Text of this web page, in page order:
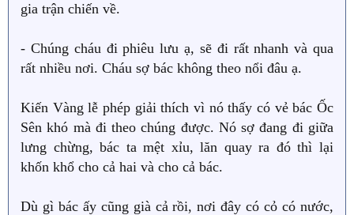
gia trận chiến về.
- Chúng cháu đi phiêu lưu ạ, sẽ đi rất nhanh và qua
rất nhiều nơi. Cháu sợ bác không theo nổi đâu ạ.
Kiến Vàng lễ phép giải thích vì nó thấy có vẻ bác Ốc
Sên khó mà đi theo chúng được. Nó sợ đang đi giữa
lưng chừng, bác ta mệt xỉu, lăn quay ra đó thì lại
khốn khổ cho cả hai và cho cả bác.
Dù gì bác ấy cũng già cả rồi, nơi đây có cỏ có nước,